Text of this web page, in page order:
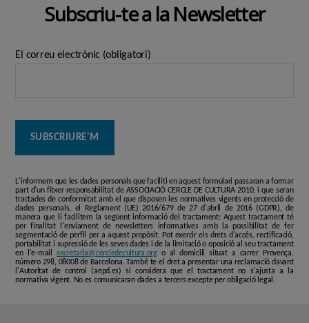
entrades
Subscriu-te a la Newsletter
El correu electrònic (obligatori)
L'informem que les dades personals que faciliti en aquest formulari passaran a formar
part d'un fitxer responsabilitat de ASSOCIACIÓ CERCLE DE CULTURA 2010, i que seran
tractades de conformitat amb el que disposen les normatives vigents en protecció de
dades personals, el Reglament (UE) 2016/679 de 27 d'abril de 2016 (GDPR), de
manera que li facilitem la següent informació del tractament: Aquest tractament té
per finalitat l'enviament de newsletters informatives amb la possibilitat de fer
segmentació de perfil per a aquest propòsit. Pot exercir els drets d'accés, rectificació,
portabilitat i supressió de les seves dades i de la limitació o oposició al seu tractament
en l'e-mail secretaria@cercledecultura.orgo al domicili situat a carrer Provença,
número 298, 08008 de Barcelona. També te el dret a presentar una reclamació davant
l'Autoritat de control (aepd.es) si considera que el tractament no s'ajusta a la
normativa vigent. No es comunicaran dades a tercers excepte per obligació legal.